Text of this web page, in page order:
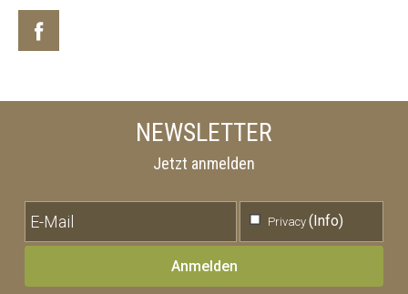
NEWSLETTER
Jetzt anmelden
Privacy(Info)
Anmelden